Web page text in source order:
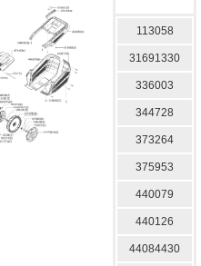
113058
31691330
336003
344728
373264
375953
440079
440126
44084430